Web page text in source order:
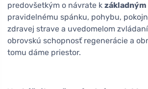
predovšetkým o návrate k
pravidelnému spánku, pohybu,
zdravej strave a uvedomelom
obrovskú schopnosť regenerácie a
tomu dáme priestor.